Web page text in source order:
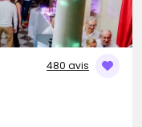
480 avis